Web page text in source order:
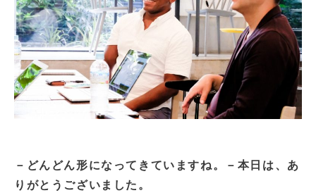
－どんどん形になってきていますね。－本日は、あ
りがとうございました。